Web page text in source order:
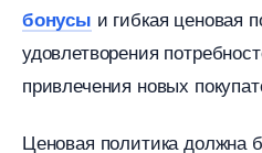
онусы и гибкая ценовая
удовлетворения
привлечения новых
Ценовая политика должна